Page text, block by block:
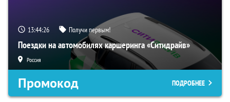
13:44:25 Получи первым!
Поездки на автомобилях каршеринга «Ситидрайв»
Россия
Промокод ПОДРОБНЕЕ